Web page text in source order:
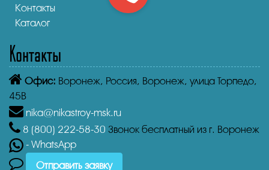
Контакты
Каталог
Контакты
Офис: Воронеж, Россия, Воронеж, улица Торпедо,
45В
nika@nikastroy-msk.ru
8 (800) 222-58-30 Звонок бесплатный из г. Воронеж
- WhatsApp
Отправить заявку